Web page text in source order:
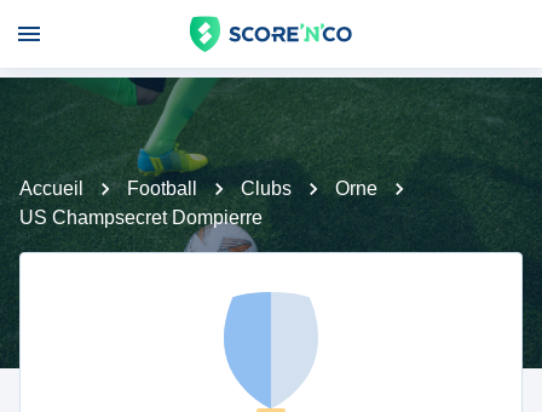
Accueil Football Clubs
Orne
US Champsecret Dompierre